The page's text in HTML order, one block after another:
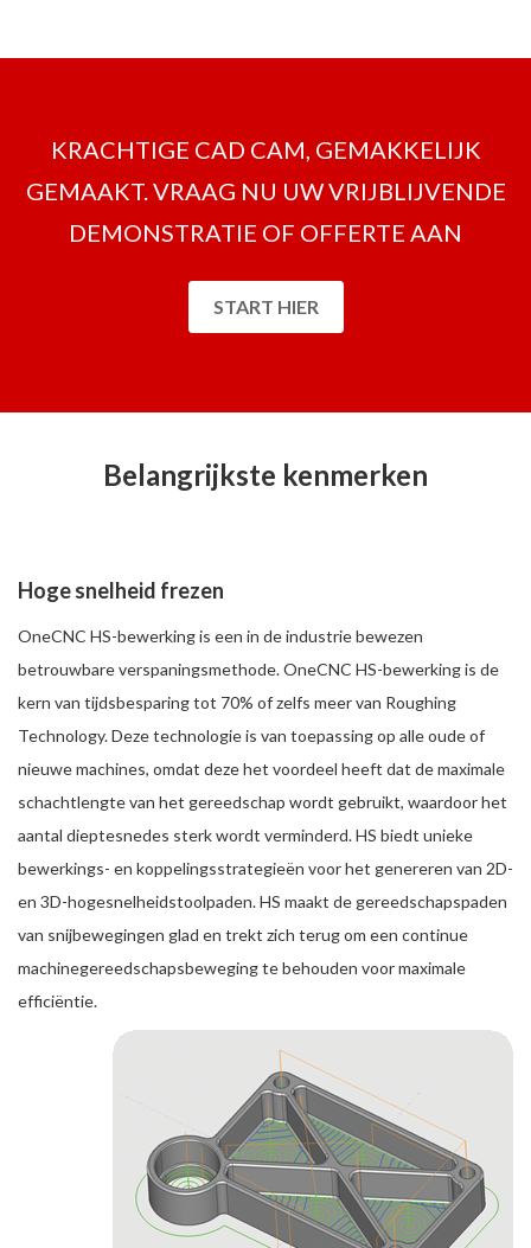
KRACHTIGE CAD CAM, GEMAKKELIJK
GEMAAKT. VRAAG NU UW VRIJBLIJVENDE
DEMONSTRATIE OF OFFERTE AAN
START HIER
Belangrijkste kenmerken
Hoge snelheid frezen
OneCNC HS-bewerking is een in de industrie bewezen
betrouwbare verspaningsmethode. OneCNC HS-bewerking is de
kern van tijdsbesparing tot 70% of zelfs meer van Roughing
Technology. Deze technologie is van toepassing op alle oude of
nieuwe machines, omdat deze het voordeel heeft dat de maximale
schachtlengte van het gereedschap wordt gebruikt, waardoor het
aantal dieptesnedes sterk wordt verminderd. HS biedt unieke
bewerkings- en koppelingsstrategieën voor het genereren van 2D-
en 3D-hogesnelheidstoolpaden. HS maakt de gereedschapspaden
van snijbewegingen glad en trekt zich terug om een continue
machinegereedschapsbeweging te behouden voor maximale
efficiëntie.